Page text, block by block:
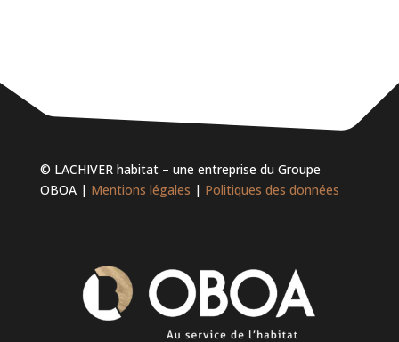
© LACHIVER habitat – une entreprise du Groupe
OBOA | Mentions légales | Politiques des données